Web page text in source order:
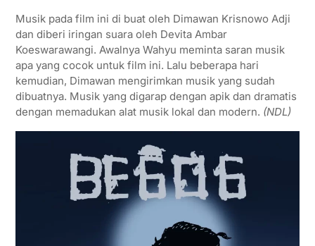
Musik pada film ini di buat oleh Dimawan Krisnowo Adji
dan diberi iringan suara oleh Devita Ambar
Koeswarawangi. Awalnya Wahyu meminta saran musik
apa yang cocok untuk film ini. Lalu beberapa hari
kemudian, Dimawan mengirimkan musik yang sudah
dibuatnya. Musik yang digarap dengan apik dan dramatis
dengan memadukan alat musik lokal dan modern. (NDL)